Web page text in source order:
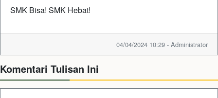
SMK Bisa! SMK Hebat!
04/04/2024 10:29 - Administrator
Komentari Tulisan Ini